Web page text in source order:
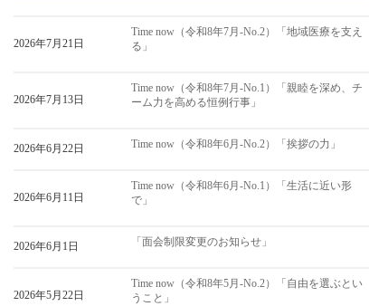
2026年7月21日
Time now（令和8年7月-No.2）「地域医療を支え
る」
2026年7月13日
Time now（令和8年7月-No.1）「親睦を深め、チ
ーム力を高める恒例行事」
2026年6月22日 Time now（令和8年6月-No.2）「挨拶の力」
2026年6月11日
Time now（令和8年6月-No.1）「生活に近い形
で」
2026年6月1日 「面会制限変更のお知らせ」
2026年5月22日
Time now（令和8年5月-No.2）「自由を選ぶとい
うこと」